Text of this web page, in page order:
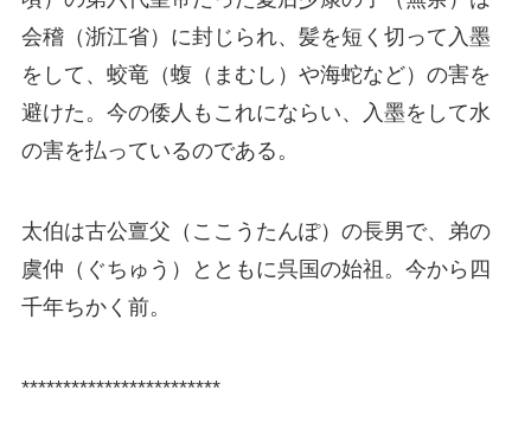
会稽（浙江省）に封じられ、髪を短く切って入墨
をして、蛟竜（蝮（まむし）や海蛇など）の害を
避けた。今の倭人もこれにならい、入墨をして水
の害を払っているのである。
太伯は古公亶父（ここうたんぽ）の長男で、弟の
虞仲（ぐちゅう）とともに呉国の始祖。今から四
千年ちかく前。
************************